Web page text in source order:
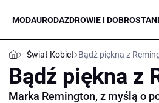
MODAURODAZDROWIE I DOBROSTAN
Świat Kobiet Bądź piękna z
Bądź piękna z
Marka Remington, z myślą o